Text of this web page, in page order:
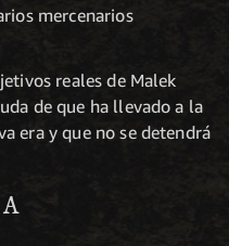
mercenarios
reales de Malek
de que ha llevado a la
era y que no se detendrá